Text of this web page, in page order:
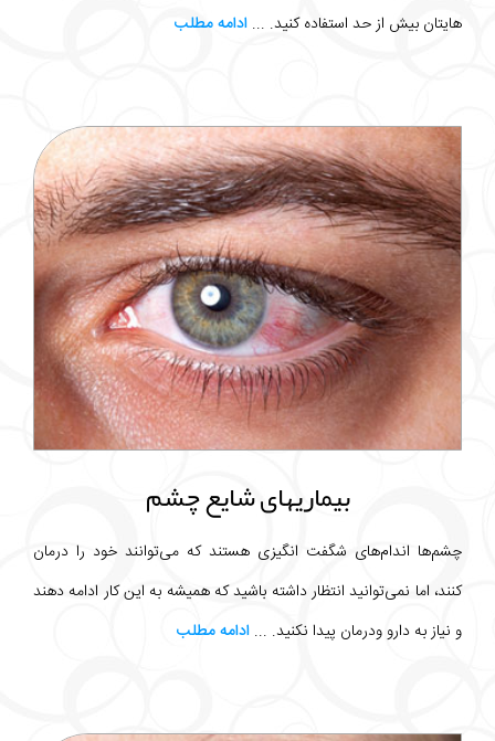
هایتان بیش از حد استفاده کنید. ... ادامه مطلب
بیماریهای شایع چشم
چشم‌ها اندام‌های شگفت انگیزی هستند که می‌توانند خود را درمان
کنند، اما نمی‌توانید انتظار داشته باشید که همیشه به این کار ادامه دهند
و نیاز به دارو ودرمان پیدا نکنید. ... ادامه مطلب